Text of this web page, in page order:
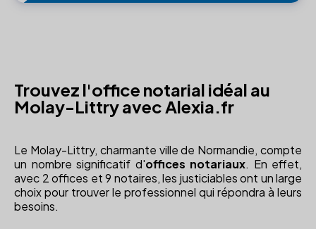
Trouvez l'office notarial idéal au
Molay-Littry avec Alexia.fr
Le Molay-Littry, charmante ville de Normandie, compte
un nombre significatif d'offices notariaux. En effet,
avec 2 offices et 9 notaires, les justiciables ont un large
choix pour trouver le professionnel qui répondra à leurs
besoins.